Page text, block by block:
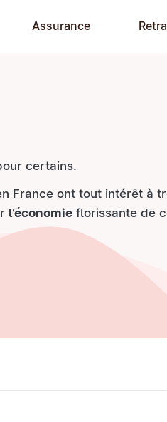
Assurance
certains.
France ont tout intérêt à
l’économie florissante de